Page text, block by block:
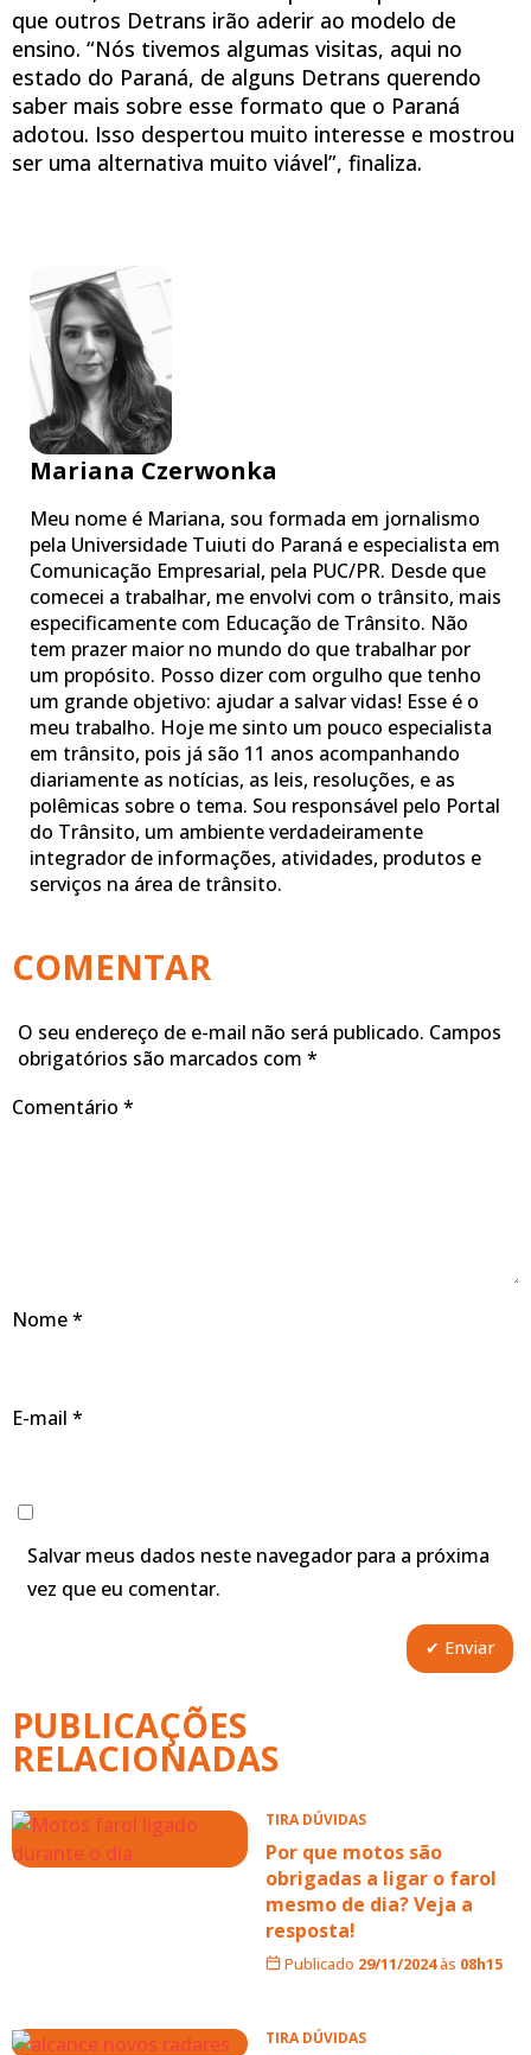
que outros Detrans irão aderir ao modelo de
ensino. “Nós tivemos algumas visitas, aqui no
estado do Paraná, de alguns Detrans querendo
saber mais sobre esse formato que o Paraná
adotou. Isso despertou muito interesse e mostrou
ser uma alternativa muito viável”, finaliza.
Mariana Czerwonka
Meu nome é Mariana, sou formada em jornalismo
pela Universidade Tuiuti do Paraná e especialista em
Comunicação Empresarial, pela PUC/PR. Desde que
comecei a trabalhar, me envolvi com o trânsito, mais
especificamente com Educação de Trânsito. Não
tem prazer maior no mundo do que trabalhar por
um propósito. Posso dizer com orgulho que tenho
um grande objetivo: ajudar a salvar vidas! Esse é o
meu trabalho. Hoje me sinto um pouco especialista
em trânsito, pois já são 11 anos acompanhando
diariamente as notícias, as leis, resoluções, e as
polêmicas sobre o tema. Sou responsável pelo Portal
do Trânsito, um ambiente verdadeiramente
integrador de informações, atividades, produtos e
serviços na área de trânsito.
COMENTAR
O seu endereço de e-mail não será publicado. Campos
obrigatórios são marcados com *
Comentário *
Nome*
E-mail *
Salvar meus dados neste navegador para a próxima
vez que eu comentar.
PUBLICAÇÕES
RELACIONADAS
TIRA DÚVIDAS
Por que motos são
obrigadas a ligar o farol
mesmo de dia? Veja a
resposta!
Publicado 29/11/2024às 08h15
TIRA DÚVIDAS